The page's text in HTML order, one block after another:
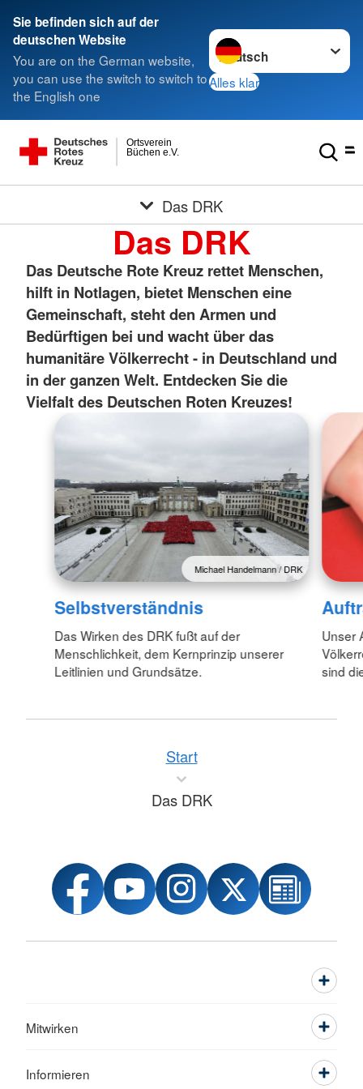
Sie befinden sich auf der
deutschen Website
You are on the German website,
you can use the switch to switch to
the English one
Sprache wechseln zu
Alles klar
Büchen e.V.
Ortsverein
Das DRK
Das DRK
Das Deutsche Rote Kreuz rettet Menschen,
hilft in Notlagen, bietet Menschen eine
Gemeinschaft, steht den Armen und
Bedürftigen bei und wacht über das
humanitäre Völkerrecht - in Deutschland und
in der ganzen Welt. Entdecken Sie die
Vielfalt des Deutschen Roten Kreuzes!
Michael Handelmann / DRK
Selbstverständnis
Das Wirken des DRK fußt auf der
Menschlichkeit, dem Kernprinzip unserer
Leitlinien und Grundsätze.
Unser
sind
Start
Das DRK
Mitwirken
Informieren